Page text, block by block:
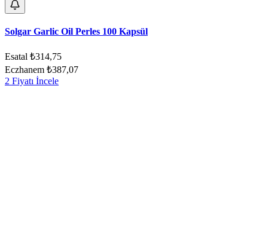
Solgar Garlic Oil Perles 100 Kapsül
Esatal ₺314,75
Eczhanem ₺387,07
2 Fiyatı İncele